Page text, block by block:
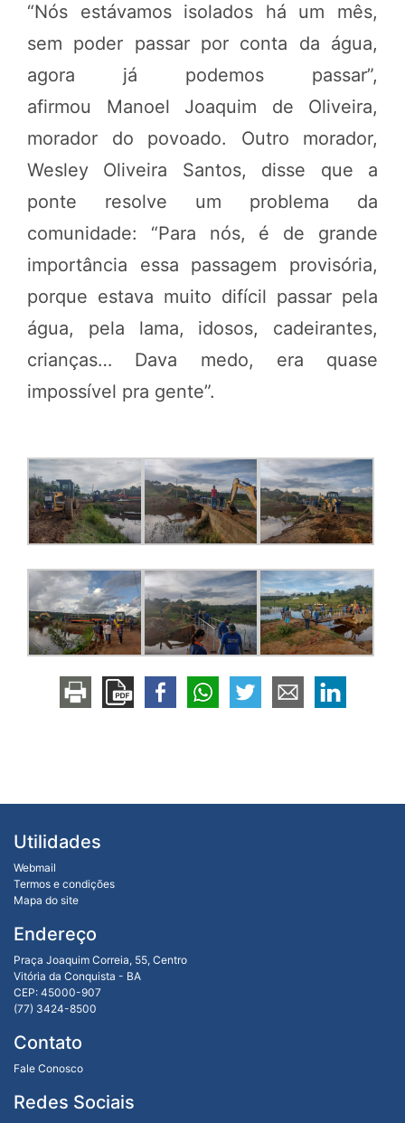
“Nós estávamos isolados há um mês,
sem poder passar por conta da água,
agora já podemos passar”,
afirmou Manoel Joaquim de Oliveira,
morador do povoado. Outro morador,
Wesley Oliveira Santos, disse que a
ponte resolve um problema da
comunidade: “Para nós, é de grande
importância essa passagem provisória,
porque estava muito difícil passar pela
água, pela lama, idosos, cadeirantes,
crianças… Dava medo, era quase
impossível pra gente”.
Utilidades
Webmail
Termos e condições
Mapa do site
Endereço
Praça Joaquim Correia, 55, Centro
Vitória da Conquista - BA
CEP: 45000-907
(77) 3424-8500
Contato
Fale Conosco
Redes Sociais